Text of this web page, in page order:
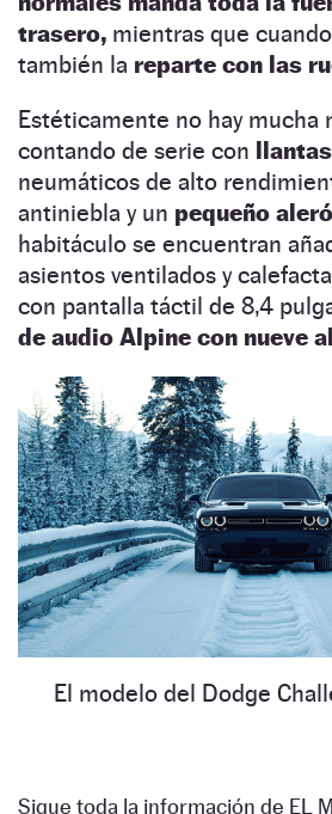
trasero, mientras que
también la reparte con las
Estéticamente no hay mucha
contando de serie con
neumáticos de alto
antiniebla y un pequeño
habitáculo se encuentran
asientos ventilados y
con pantalla táctil de 8,4
de audio Alpine con nueve
El modelo del Dodge
Sigue toda la información de EL